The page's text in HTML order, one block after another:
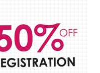
mempesona dan tentunya
plakat, yaitu: Sapuan
menutupi seluruh bagian